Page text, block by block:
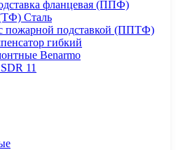
фланцевая (ППФ)
Сталь
пожарной подставкой (ППТФ)
гибкий
Benarmo
11